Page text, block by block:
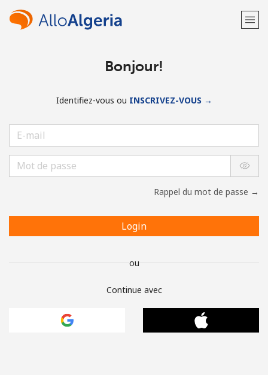
Bonjour!
Identifiez-vous ou INSCRIVEZ-VOUS →
Rappel du mot de passe →
Login
ou
Continue avec